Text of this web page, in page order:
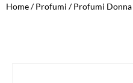
Home/Profumi /Profumi Donna